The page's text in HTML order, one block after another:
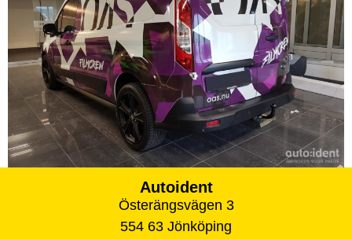
Autoident
Österängsvägen 3
554 63 Jönköping